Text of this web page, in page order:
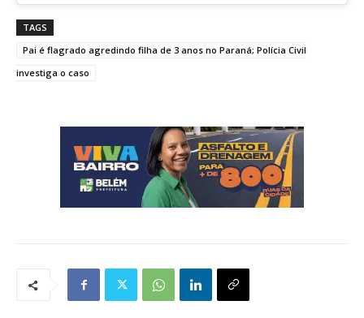
TAGS
Pai é flagrado agredindo filha de 3 anos no Paraná; Polícia Civil
investiga o caso